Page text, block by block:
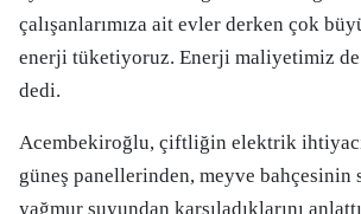
çalışanlarımıza ait evler derken çok
enerji tüketiyoruz. Enerji maliyetimiz
dedi.
Acembekiroğlu, çiftliğin elektrik
güneş panellerinden, meyve bahçesinin
yağmur suyundan karşıladıklarını